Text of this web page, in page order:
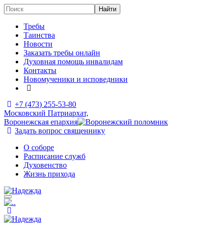
Требы
Таинства
Новости
Заказать требы онлайн
Духовная помощь инвалидам
Контакты
Новомученики и исповедники
+7 (473) 255-53-80
Московский Патриархат,
Воронежская епархия
Задать вопрос священнику
О соборе
Расписание служб
Духовенство
Жизнь прихода